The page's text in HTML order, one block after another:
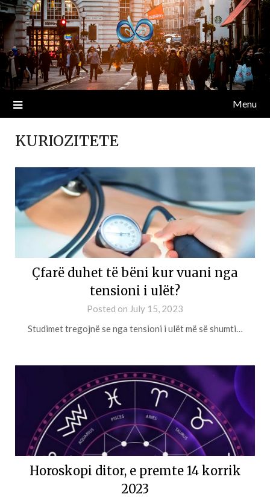
Menu
KURIOZITETE
Çfarë duhet të bëni kur vuani nga
tensioni i ulët?
Posted on July 15, 2023
Studimet tregojnë se nga tensioni i ulët më së shumti…
Horoskopi ditor, e premte 14 korrik
2023